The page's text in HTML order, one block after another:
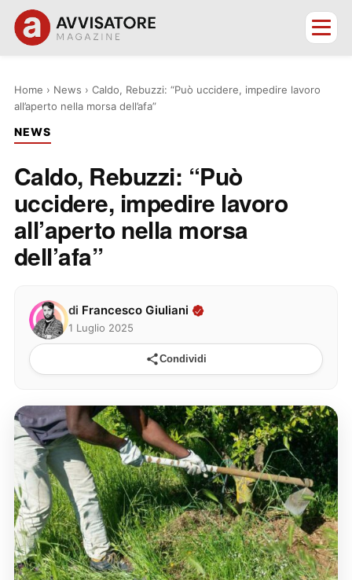
Home › News › Caldo, Rebuzzi: “Può uccidere, impedire lavoro
all’aperto nella morsa dell’afa”
NEWS
Caldo, Rebuzzi: “Può
uccidere, impedire lavoro
all’aperto nella morsa
dell’afa”
di Francesco Giuliani
1 Luglio 2025
Condividi